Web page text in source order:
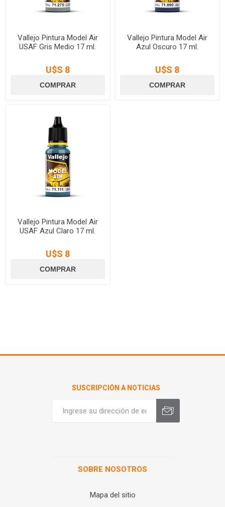
Vallejo Pintura Model Air
USAF Gris Medio 17 ml.
U$S 8
Vallejo Pintura Model Air
Azul Oscuro 17 ml.
U$S 8
Vallejo Pintura Model Air
USAF Azul Claro 17 ml.
U$S 8
SUSCRIPCIÓN A NOTICIAS
SOBRE NOSOTROS
Mapa del sitio